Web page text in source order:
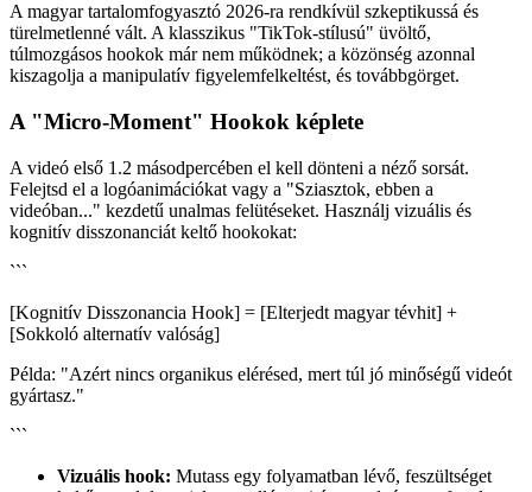
A magyar tartalomfogyasztó 2026-ra rendkívül szkeptikussá és
türelmetlenné vált. A klasszikus "TikTok-stílusú" üvöltő,
túlmozgásos hookok már nem működnek; a közönség azonnal
kiszagolja a manipulatív figyelemfelkeltést, és továbbgörget.
A "Micro-Moment" Hookok képlete
A videó első 1.2 másodpercében el kell dönteni a néző sorsát.
Felejtsd el a logóanimációkat vagy a "Sziasztok, ebben a
videóban..." kezdetű unalmas felütéseket. Használj vizuális és
kognitív disszonanciát keltő hookokat:
```
[Kognitív Disszonancia Hook] = [Elterjedt magyar tévhit] +
[Sokkoló alternatív valóság]
Példa: "Azért nincs organikus elérésed, mert túl jó minőségű videót
gyártasz."
```
Vizuális hook: Mutass egy folyamatban lévő, feszültséget